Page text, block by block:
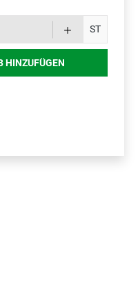
ST
HINZUFÜGEN